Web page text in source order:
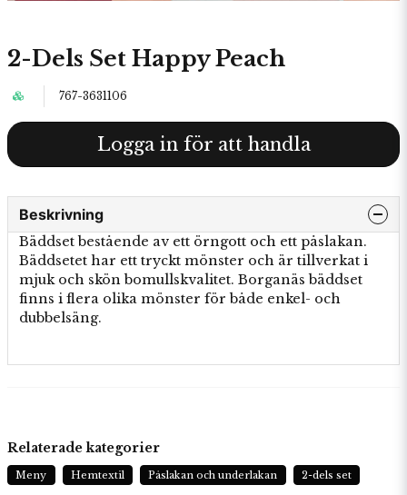
2-Dels Set Happy Peach
767-3631106
Logga in för att handla
Beskrivning
Bäddset bestående av ett örngott och ett påslakan.
Bäddsetet har ett tryckt mönster och är tillverkat i
mjuk och skön bomullskvalitet. Borganäs bäddset
finns i flera olika mönster för både enkel- och
dubbelsäng.
Relaterade kategorier
Meny Hemtextil Påslakan och underlakan 2-dels set